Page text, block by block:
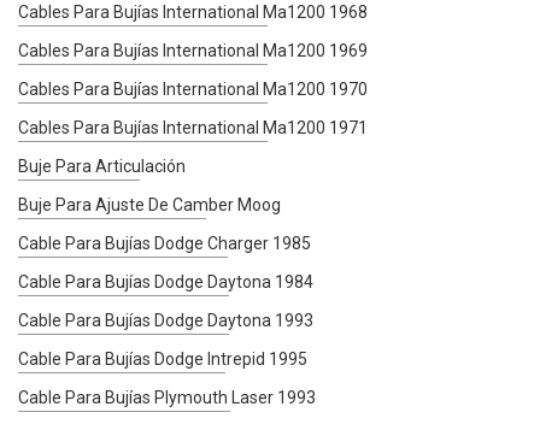
Cables Para Bujías International Ma1200 1968
Cables Para Bujías International Ma1200 1969
Cables Para Bujías International Ma1200 1970
Cables Para Bujías International Ma1200 1971
Buje Para Articulación
Buje Para Ajuste De Camber Moog
Cable Para Bujías Dodge Charger 1985
Cable Para Bujías Dodge Daytona 1984
Cable Para Bujías Dodge Daytona 1993
Cable Para Bujías Dodge Intrepid 1995
Cable Para Bujías Plymouth Laser 1993